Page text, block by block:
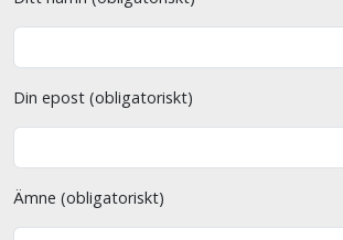
Din epost (obligatoriskt)
Ämne (obligatoriskt)